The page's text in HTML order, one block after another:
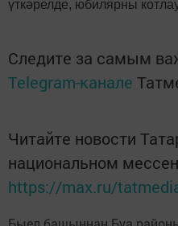
үткәрелде, юбилярны
Следите за самым
Telegram-канале
Читайте новости
национальном
https://max.ru/